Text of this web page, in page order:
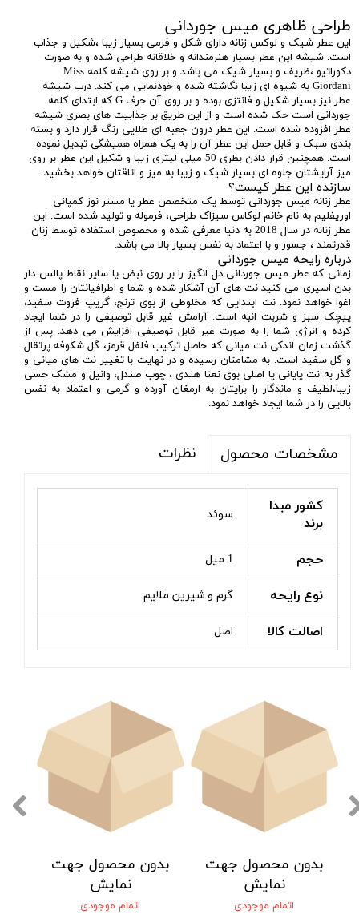
طراحی ظاهری میس جوردانی
این عطر شیک و لوکس زنانه دارای شکل و فرمی بسیار زیبا ،شکیل و جذاب
است. شیشه این عطر بسیار هنرمندانه و خلاقانه طراحی شده و به صورت
دکوراتیو ،ظریف و بسیار شیک می باشد و بر روی شیشه کلمه Miss
Giordani به شیوه ای زیبا نگاشته شده و خودنمایی می کند. درب شیشه
عطر نیز بسیار شکیل و فانتزی بوده و بر روی آن حرف G که ابتدای کلمه
جوردانی است حک شده است و از این طریق بر جذابیت های بصری شیشه
عطر افزوده شده است. این عطر درون جعبه ای طلایی رنگ قرار دارد و بسته
بندی سبک و قابل حمل این عطر آن را به یک همراه همیشگی تبدیل نموده
است. همچنین قرار دادن بطری 50 میلی لیتری زیبا و شکیل این عطر بر روی
میز آرایشتان جلوه ای بسیار شیک و زیبا به میز و اتاقتان خواهد بخشید.
سازنده این عطر کیست؟
عطر زنانه میس جوردانی توسط یک متخصص عطر یا مستر نوز کمپانی
اوریفلیم به نام خانم لوکاس سیزاک طراحی، فرموله و تولید شده است. این
عطر زنانه در سال 2018 به دنیا معرفی شده و مخصوص استفاده توسط زنان
قدرتمند ، جسور و با اعتماد به نفس بسیار بالا می باشد.
درباره رایحه میس جوردانی
زمانی که عطر میس جوردانی دل انگیز را بر روی نبض یا سایر نقاط پالس دار
بدن اسپری می کنید نت های آن آشکار شده و شما و اطرافیانتان را مست و
اغوا خواهد نمود. نت ابتدایی که مخلوطی از بوی ترنج، گریپ فروت سفید،
پیچک سبز و شربت انبه است. آرامش غیر قابل توصیفی را در شما ایجاد
کرده و انرژی شما را به صورت غیر قابل توصیفی افزایش می دهد. پس از
گذشت زمان اندکی نت میانی که حاصل ترکیب فلفل قرمز، گل شکوفه پرتقال
و گل سفید است. به مشامتان رسیده و در نهایت با تغییر نت های میانی و
گذر به نت پایانی یا اصلی بوی نعنا هندی ، چوب صندل، وانیل و مشک حسی
زیبا،لطیف و ماندگار را برایتان به ارمغان آورده و گرمی و اعتماد به نفس
بالایی را در شما ایجاد خواهد نمود.
مشخصات محصول نظرات
کشور مبدا
برند
سوئد
حجم 1 میل
نوع رایحه گرم و شیرین ملایم
اصالت کالا اصل
بدون محصول جهت
نمایش
اتمام موجودی
بدون محصول جهت
نمایش
اتمام موجودی